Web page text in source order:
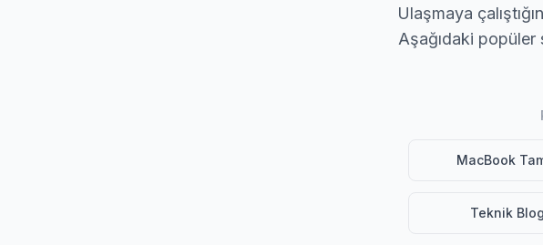
Ulaşmaya
Aşağıdaki
MacBook
Teknik Blog